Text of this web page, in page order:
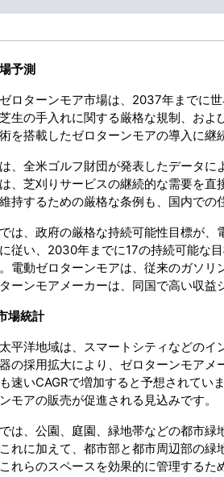
予測
ロターンモア市場は、2037年までに
生の手入れに関する厳格な規制、およ
を搭載したゼロターンモアの導入に継
、全米ゴルフ財団が発表したデータ
、芝刈りサービスの継続的な需要を
持するための厳格な条例も、国内での
は、政府の厳格な持続可能性目標が
従い、2030年までに17の持続可能な
電動ゼロターンモアは、従来のガソ
ーンモアメーカーは、同国で高い収益
場統計
平洋地域は、スマートシティなどの
の採用拡大により、ゼロターンモア
速いCAGRで増加すると予想されてい
モアの販売が促進される見込みです。
は、公園、庭園、緑地帯などの都市
れに加えて、都市部と都市周辺部の
れらのスペースを効果的に管理するた